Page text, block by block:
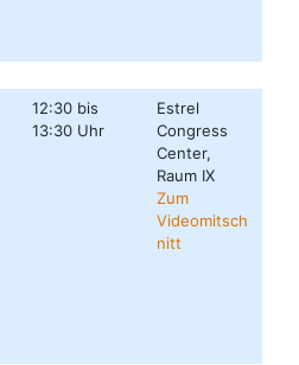
12:30 bis
13:30 Uhr
Estrel
Congress
Center,
Raum IX
Zum
Videomitsch
nitt